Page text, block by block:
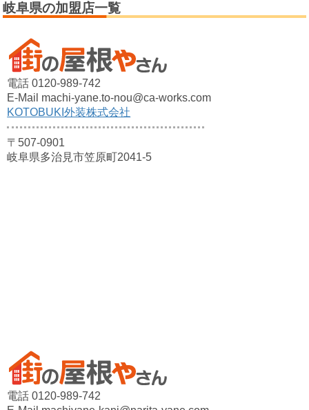
岐阜県の加盟店一覧
電話 0120-989-742
E-Mail machi-yane.to-nou@ca-works.com
KOTOBUKI外装株式会社
〒507-0901
岐阜県多治見市笠原町2041-5
電話 0120-989-742